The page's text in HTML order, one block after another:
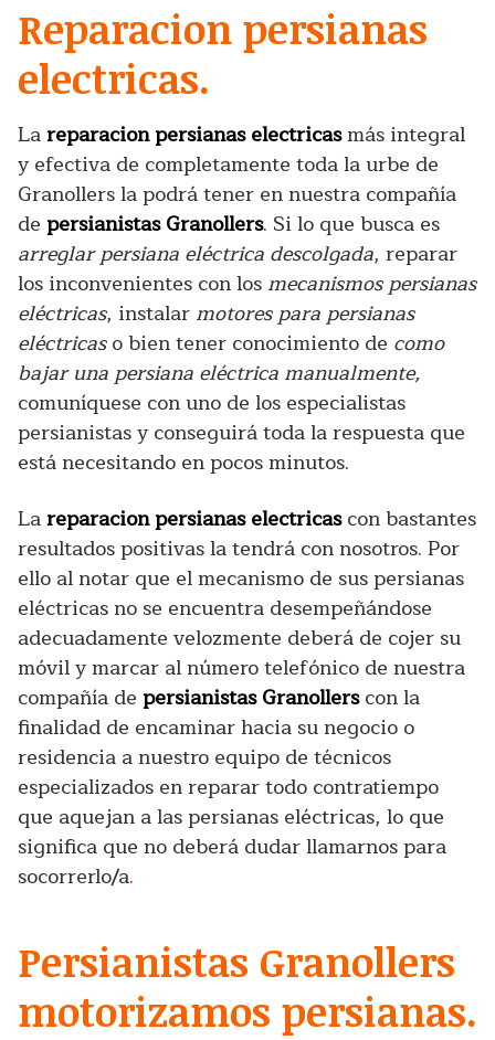
Reparacion persianas
electricas.
Lareparacion persianas electricasmás integral
y efectiva de completamente toda la urbe de
Granollers la podrá tener en nuestra compañía
de persianistas Granollers. Si lo que busca es
arreglar persiana eléctrica descolgada, reparar
los inconvenientes con los mecanismos persianas
eléctricas, instalar motores para persianas
eléctricaso bien tener conocimiento de como
bajar una persiana eléctrica manualmente,
comuníquese con uno de los especialistas
persianistas y conseguirá toda la respuesta que
está necesitando en pocos minutos.
Lareparacion persianas electricascon bastantes
resultados positivas la tendrá con nosotros. Por
ello al notar que el mecanismo de sus persianas
eléctricas no se encuentra desempeñándose
adecuadamente velozmente deberá de cojer su
móvil y marcar al número telefónico de nuestra
compañía de persianistas Granollerscon la
finalidad de encaminar hacia su negocio o
residencia a nuestro equipo de técnicos
especializados en reparar todo contratiempo
que aquejan a las persianas eléctricas, lo que
significa que no deberá dudar llamarnos para
socorrerlo/a.
Persianistas Granollers
motorizamos persianas.